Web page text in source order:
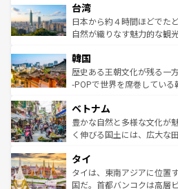
ならではの贅沢な旅のスタイルだ。 なお、新
情報はコンテンツ一覧を参
れるおもてなしの心で訪れ
人々、おいしいローカルフ
ク、伝統的なフラダンスな
ワイを、存分に味わってほしい。 なお、新着のハ
はコンテンツ一覧を参照し
リアリーフや大陸中央部に
ク）、タスマニアの美しい
ど、見どころがたくさん。
いる。アクティビティも充
ビング、ハイキングなど、
い。オーストラリアの多彩
参照してほしい。
台湾
日本から約４時間ほどでた
自然が織りなす魅力的な観
ン）、静ひつな山岳地帯で
と山間の静けさが共存して
驚きをもたらしてくれる。
容にもいいと評判のスイー
が味わえる。 なお、
照してほしい。
韓国
歴史ある王朝文化が残る一
-POPで世界を席巻してい
き、地方に足を延ばせば四
できる。そして、キムチや
まで、さまざまな韓国料理
リティに包まれながら、韓
わってみて
覧を参照してほしい。
ベトナム
豊かな自然と多様な文化が
く伸びる国土には、広大な
急速な発展と共に伝統が息
ーチミン市のフランス統治
醸し出している。また、バ
タイ
タイは、東南アジアに位置
国だ。首都バンコクは高層